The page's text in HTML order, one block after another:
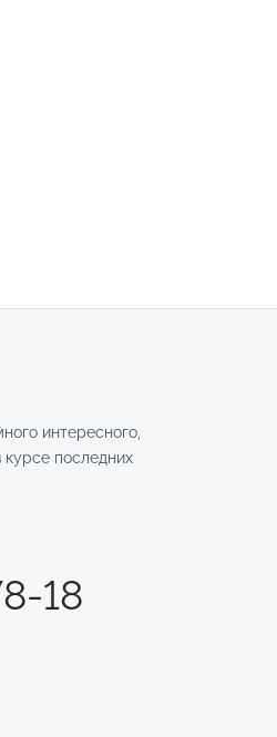
интересного,
курсе последних
18